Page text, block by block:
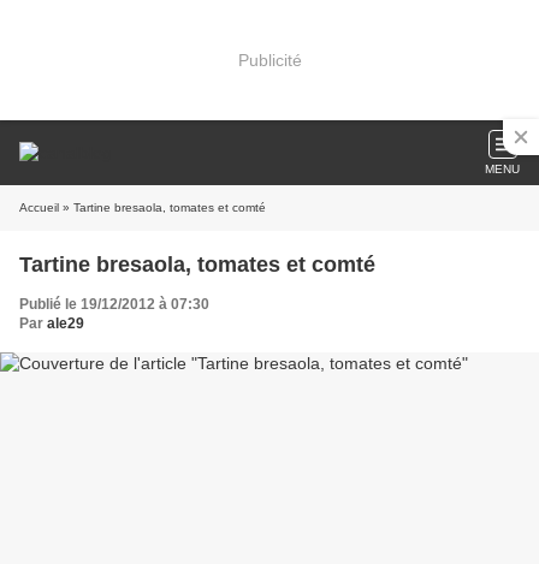
Publicité
MENU
Accueil » Tartine bresaola, tomates et comté
Tartine bresaola, tomates et comté
Publié le 19/12/2012 à 07:30
Par ale29